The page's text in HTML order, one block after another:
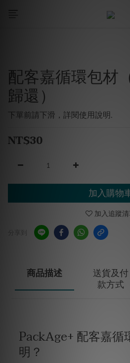
配客嘉循環包材
歸還）
下單前請下滑，詳閱使用說明.
NT$30
加入購物
加入追蹤
分享到
商品描述 送貨及付
款方式
PackAge+ 配客嘉循
明？